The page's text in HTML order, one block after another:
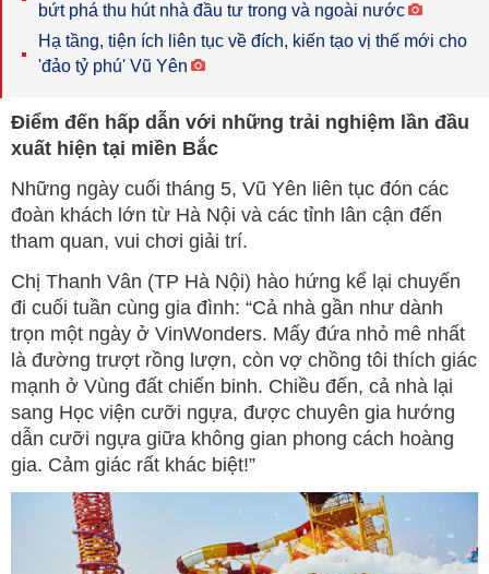
bứt phá thu hút nhà đầu tư trong và ngoài nước
Hạ tầng, tiện ích liên tục về đích, kiến tạo vị thế mới cho
'đảo tỷ phú' Vũ Yên
Điểm đến hấp dẫn với những trải nghiệm lần đầu
xuất hiện tại miền Bắc
Những ngày cuối tháng 5, Vũ Yên liên tục đón các
đoàn khách lớn từ Hà Nội và các tỉnh lân cận đến
tham quan, vui chơi giải trí.
Chị Thanh Vân (TP Hà Nội) hào hứng kể lại chuyến
đi cuối tuần cùng gia đình: “Cả nhà gần như dành
trọn một ngày ở VinWonders. Mấy đứa nhỏ mê nhất
là đường trượt rồng lượn, còn vợ chồng tôi thích giác
mạnh ở Vùng đất chiến binh. Chiều đến, cả nhà lại
sang Học viện cưỡi ngựa, được chuyên gia hướng
dẫn cưỡi ngựa giữa không gian phong cách hoàng
gia. Cảm giác rất khác biệt!”